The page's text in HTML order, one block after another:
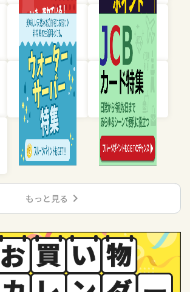
もっと見る chevron_right